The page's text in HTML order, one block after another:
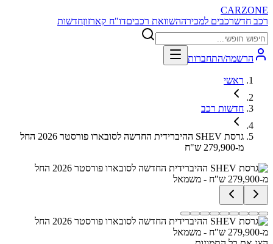
CARZONE
רכב חדשרכבים למכירההשוואת רכביםדו"ח קארזוןחדשות
הרשמה/התחברות
ראשי
חדשות רכב
גרסת SHEV ההיברידית החדשה לסובארו פורסטר 2026 החל
מ-279,900 ש"ח